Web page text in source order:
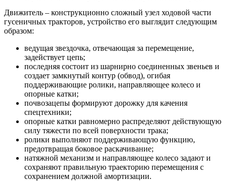
Движитель – конструкционно сложный узел ходовой части
гусеничных тракторов, устройство его выглядит следующим
образом:
ведущая звездочка, отвечающая за перемещение,
задействует цепь;
последняя состоит из шарнирно соединенных звеньев и
создает замкнутый контур (обвод), огибая
поддерживающие ролики, направляющее колесо и
опорные катки;
почвозацепы формируют дорожку для качения
спецтехники;
опорные катки равномерно распределяют действующую
силу тяжести по всей поверхности трака;
ролики выполняют поддерживающую функцию,
предотвращая боковое раскачивание;
натяжной механизм и направляющее колесо задают и
сохраняют правильную траекторию перемещения с
сохранением должной амортизации.